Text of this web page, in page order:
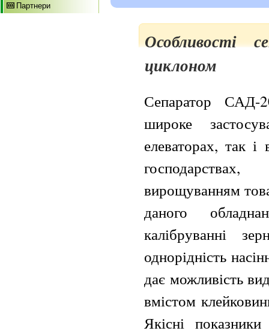
Партнери
Особливості
циклоном
Сепаратор САД-
широке
елеваторах, так
вирощуванням
даного
калібруванні
однорідність
дає можливість
вмістом
Якісні